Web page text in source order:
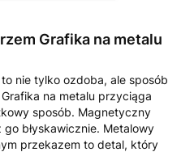
Grafika na metalu
nie tylko ozdoba, ale sposób
na metalu przyciąga
sposób. Magnetyczny
błyskawicznie. Metalowy
przekazem to detal, który